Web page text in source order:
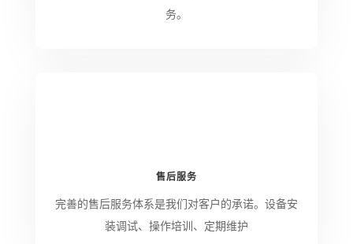
务。
售后服务
完善的售后服务体系是我们对客户的承诺。设备安
装调试、操作培训、定期维护